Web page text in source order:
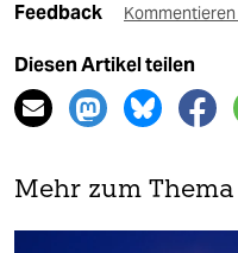
Feedback Kommentieren
Diesen Artikel teilen
Mehr zum Thema